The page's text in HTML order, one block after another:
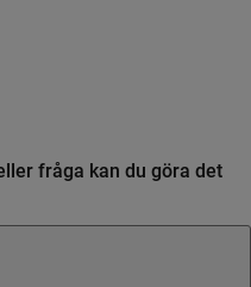
fråga kan du göra det